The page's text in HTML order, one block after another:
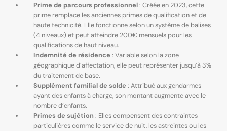
Prime de parcours professionnel: Créée en 2023, cette
prime remplace les anciennes primes de qualification et de
haute technicité. Elle fonctionne selon un système de balises
(4 niveaux) et peut atteindre 200€ mensuels pour les
qualifications de haut niveau.
Indemnité de résidence : Variable selon la zone
géographique d’affectation, elle peut représenter jusqu’à 3%
du traitement de base.
Supplément familial de solde : Attribué aux gendarmes
ayant des enfants à charge, son montant augmente avec le
nombre d’enfants.
Primes de sujétion : Elles compensent des contraintes
particulières comme le service de nuit, les astreintes ou les